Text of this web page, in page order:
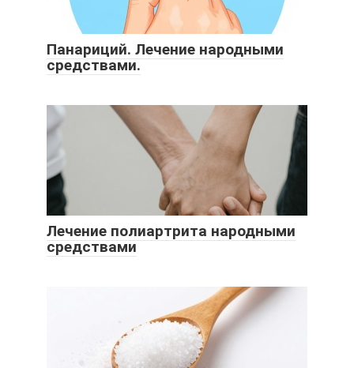
Панариций. Лечение народными
средствами.
Лечение полиартрита народными
средствами